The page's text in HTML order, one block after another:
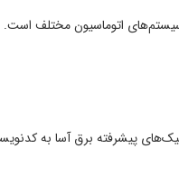
اتوماسیون مختلف است.
برق آسا به